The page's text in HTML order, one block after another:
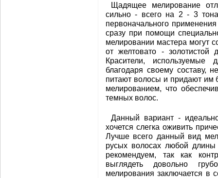
Щадящее мелирование
сильно - всего на 2 - 3
первоначального
сразу при помощи
мелировании мастера могут
от желтовато -
Красители, используемые
благодаря своему составу,
питают волосы и придают им
мелированием, что
темных волос.
Данный вариант -
хочется слегка оживить
Лучше всего данный вид
русых волосах любой
рекомендуем, так как
выглядеть довольно
мелирования заключается в